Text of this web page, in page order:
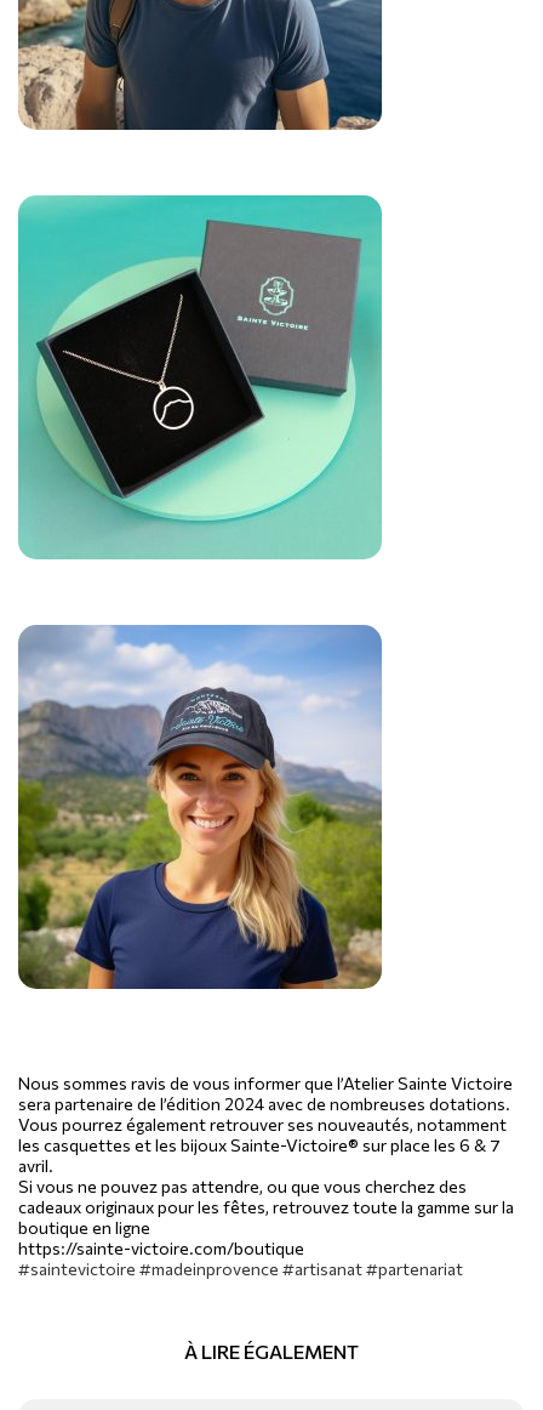
Nous sommes ravis de vous informer que l’Atelier Sainte Victoire
sera partenaire de l’édition 2024 avec de nombreuses dotations.
Vous pourrez également retrouver ses nouveautés, notamment
les casquettes et les bijoux Sainte-Victoire® sur place les 6 & 7
avril.
Si vous ne pouvez pas attendre, ou que vous cherchez des
cadeaux originaux pour les fêtes, retrouvez toute la gamme sur la
boutique en ligne
https://sainte-victoire.com/boutique
#saintevictoire #madeinprovence #artisanat #partenariat
À LIRE ÉGALEMENT